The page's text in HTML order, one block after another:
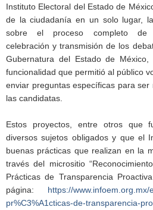
Instituto Electoral del Estado de
de la ciudadanía en un solo lugar,
sobre el proceso completo de
celebración y transmisión de los
Gubernatura del Estado de
funcionalidad que permitió al público
enviar preguntas específicas para
las candidatas.
Estos proyectos, entre otros que
diversos sujetos obligados y que el
buenas prácticas que realizan en la
través del micrositio
Prácticas de Transparencia
página: https://
pr%C3%A1cticas-de-transparencia-